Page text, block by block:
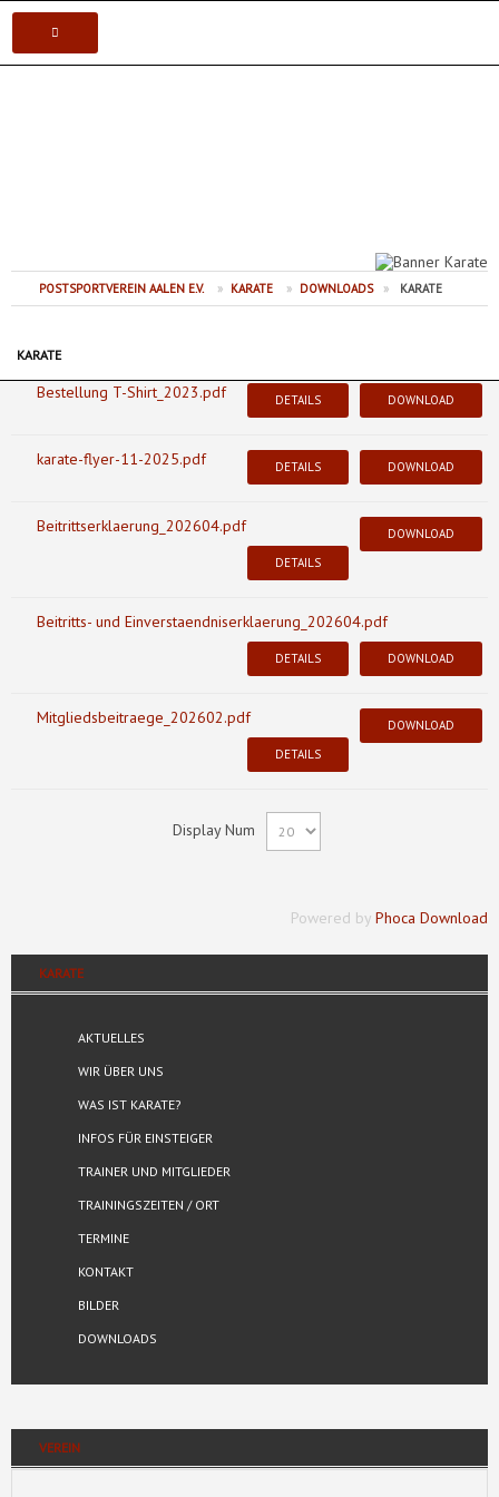
POSTSPORTVEREIN AALEN E.V. » KARATE » DOWNLOADS » KARATE
KARATE
Bestellung T-Shirt_2023.pdf DOWNLOAD
DETAILS
karate-flyer-11-2025.pdf DOWNLOAD
DETAILS
Beitrittserklaerung_202604.pdf
DOWNLOAD
DETAILS
Beitritts- und Einverstaendniserklaerung_202604.pdf
DOWNLOAD
DETAILS
Mitgliedsbeitraege_202602.pdf
DOWNLOAD
DETAILS
Display Num
Powered by Phoca Download
KARATE
AKTUELLES
WIR ÜBER UNS
WAS IST KARATE?
INFOS FÜR EINSTEIGER
TRAINER UND MITGLIEDER
TRAININGSZEITEN / ORT
TERMINE
KONTAKT
BILDER
DOWNLOADS
VEREIN